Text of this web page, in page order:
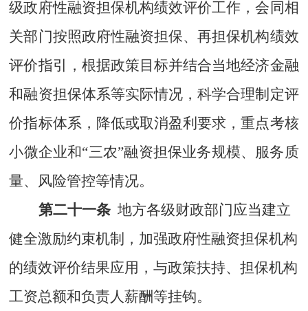
级政府性融资担保机构绩效评价工作，会同相
关部门按照政府性融资担保、再担保机构绩效
评价指引，根据政策目标并结合当地经济金融
和融资担保体系等实际情况，科学合理制定评
价指标体系， 降低或取消盈利要求，重点考核
小微企业和“三农”融资担保业务规模、服务质
量、风险管控等情况。
第二十一条 地方各级财政部门应当建立
健全激励约束机制，加强政府性融资担保机构
的绩效评价结果应用，与政策扶持、担保机构
工资总额和负责人薪酬等挂钩。